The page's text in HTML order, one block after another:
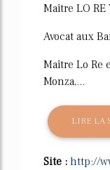
Maître LO
Avocat aux
Maître Lo Re
Monza,...
LIRE LA
Site : http://